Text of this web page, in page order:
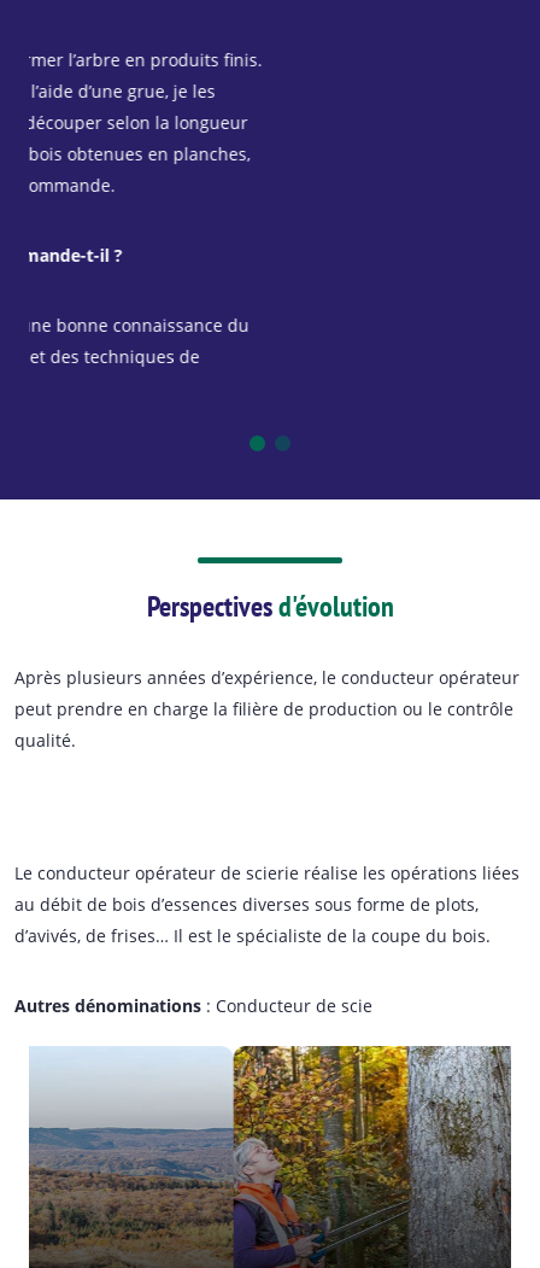
Perspectivesd'évolution
Après plusieurs années d’expérience, le conducteur opérateur
peut prendre en charge la filière de production ou le contrôle
qualité.
Le conducteur opérateur de scierie réalise les opérations liées
au débit de bois d’essences diverses sous forme de plots,
d’avivés, de frises… Il est le spécialiste de la coupe du bois.
Autres dénominations : Conducteur de scie